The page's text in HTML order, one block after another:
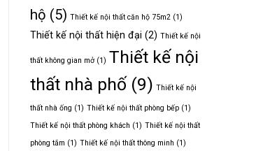
hộ (5) Thiết kế nội thất căn hộ 75m2(1)
Thiết kế nội thất hiện đại (2) Thiết kế nội
thất không gian mở(1) Thiết kế nội
thất nhà phố(9) Thiết kế nội
thất nhà ống (1) Thiết kế nội thất phòng bếp(1)
Thiết kế nội thất phòng khách (1) Thiết kế nội thất
phòng tắm (1) Thiết kế nội thất thông minh (1)